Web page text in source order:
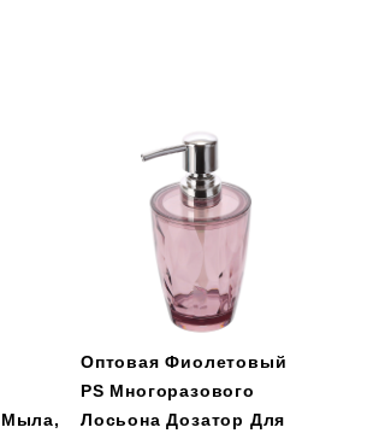
Мыла,
Оптовая Фиолетовый
PS Многоразового
Лосьона Дозатор Для